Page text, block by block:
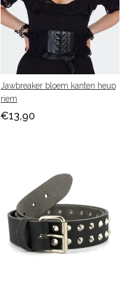
Jawbreaker bloem kanten heup
riem
€13,90